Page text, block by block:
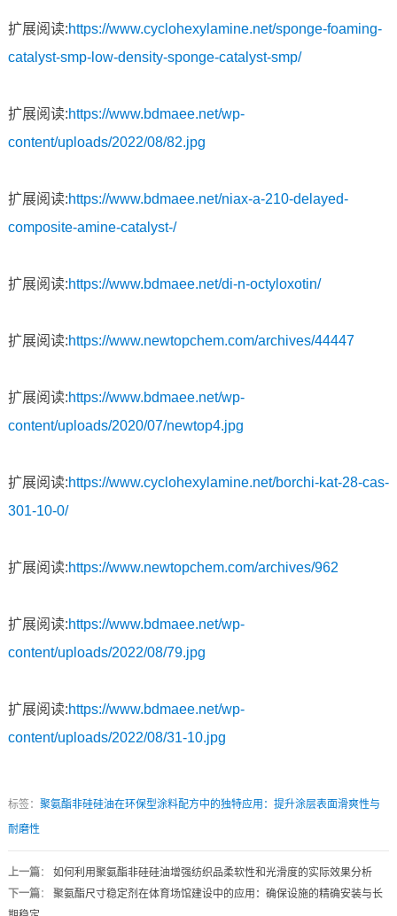
扩展阅读:https://www.cyclohexylamine.net/sponge-foaming-
catalyst-smp-low-density-sponge-catalyst-smp/
扩展阅读:https://www.bdmaee.net/wp-
content/uploads/2022/08/82.jpg
扩展阅读:https://www.bdmaee.net/niax-a-210-delayed-
composite-amine-catalyst-/
扩展阅读:https://www.bdmaee.net/di-n-octyloxotin/
扩展阅读:https://www.newtopchem.com/archives/44447
扩展阅读:https://www.bdmaee.net/wp-
content/uploads/2020/07/newtop4.jpg
扩展阅读:https://www.cyclohexylamine.net/borchi-kat-28-cas-
301-10-0/
扩展阅读:https://www.newtopchem.com/archives/962
扩展阅读:https://www.bdmaee.net/wp-
content/uploads/2022/08/79.jpg
扩展阅读:https://www.bdmaee.net/wp-
content/uploads/2022/08/31-10.jpg
标签： 聚氨酯非硅硅油在环保型涂料配方中的独特应用：提升涂层表面滑爽性与
耐磨性
上一篇： 如何利用聚氨酯非硅硅油增强纺织品柔软性和光滑度的实际效果分析
下一篇： 聚氨酯尺寸稳定剂在体育场馆建设中的应用：确保设施的精确安装与长